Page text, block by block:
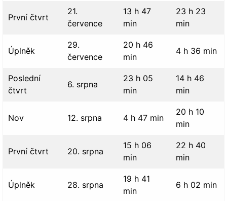
První čtvrt
21.
července
13 h 47
min
23 h 23
min
Úplněk
29.
července
20 h 46
min
4 h 36 min
Poslední
čtvrt
6. srpna
23 h 05
min
14 h 46
min
Nov 12. srpna 4 h 47 min
20 h 10
min
První čtvrt 20. srpna
15 h 06
min
22 h 40
min
Úplněk 28. srpna
19 h 41
min
6 h 02 min